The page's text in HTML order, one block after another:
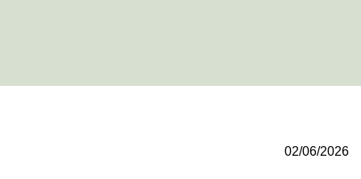
02/06/2026